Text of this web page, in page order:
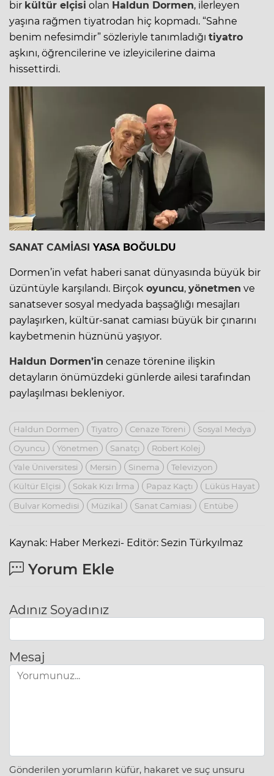
bir kültür elçisi olan Haldun Dormen, ilerleyen
yaşına rağmen tiyatrodan hiç kopmadı. “Sahne
benim nefesimdir” sözleriyle tanımladığı tiyatro
aşkını, öğrencilerine ve izleyicilerine daima
hissettirdi.
SANAT CAMİASI YASA BOĞULDU
Dormen’in vefat haberi sanat dünyasında büyük bir
üzüntüyle karşılandı. Birçok oyuncu, yönetmen ve
sanatsever sosyal medyada başsağlığı mesajları
paylaşırken, kültür-sanat camiası büyük bir çınarını
kaybetmenin hüznünü yaşıyor.
Haldun Dormen’in cenaze törenine ilişkin
detayların önümüzdeki günlerde ailesi tarafından
paylaşılması bekleniyor.
Haldun Dormen Tiyatro Cenaze Töreni
Sosyal Medya
Oyuncu
Yönetmen Sanatçı
Robert Kolej
Yale Üniversitesi
Mersin Sinema
Televizyon
Kültür Elçisi
Sokak Kızı İrma Papaz Kaçtı
Lüküs Hayat
Bulvar Komedisi
Müzikal Sanat Camiası Entübe
Kaynak: Haber Merkezi- Editör: Sezin Türkyılmaz
Yorum Ekle
Adınız Soyadınız
Mesaj
Gönderilen yorumların küfür, hakaret ve suç unsuru